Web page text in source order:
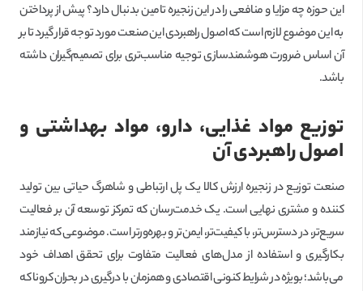
این حوزه چه مزایا و منافعی را در این زنجیره تامین بدنبال دارد؟ پیش از پرداختن
به این موضوع لازم است که اصول راهبردی این صنعت مورد توجه قرار گیرد تا بر
آن اساس ضرورت هوشمندسازی توجیه مناسب‌تری برای تصمیم‌گیران داشته
باشد.
توزیع مواد غذایی، دارو، مواد بهداشتی و
اصول راهبردی آن
صنعت توزیع در زنجیره ارزش کالا یک پل ارتباطی و شاهرگ حیاتی بین تولید
کننده و مشتری نهایی است. یک خدمت‌رسان که تمرکز توسعه آن بر فعالیت
سریع‌تر، در دسترس‌تر، با کیفیت‌تر، ایمن‌تر و بهره‌ورتر است. موضوعی که نیازمند
بکارگیری و استفاده از مدل‌های فعالیت متفاوت برای تحقق اهداف خود
می‌باشد؛ بویژه در شرایط کنونی اقتصادی و همزمان با درگیری در بحران کرونا که